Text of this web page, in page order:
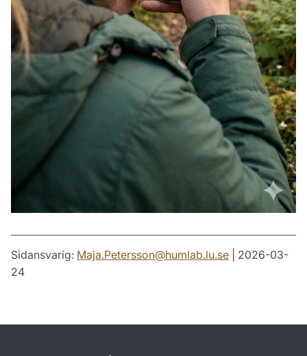
Sidansvarig: Maja.Petersson@humlab.lu.se | 2026-03-
24